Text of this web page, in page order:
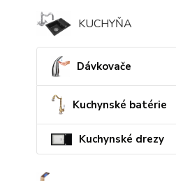
KUCHYŇA
Dávkovače
Kuchynské batérie
Kuchynské drezy